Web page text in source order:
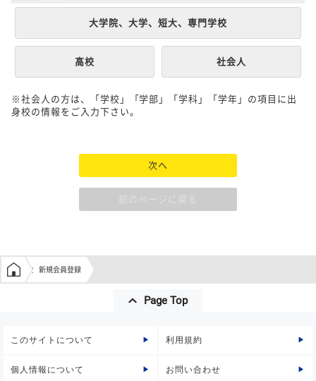
大学院、大学、短大、専門学校
高校 社会人
※社会人の方は、「学校」「学部」「学科」「学年」の項目に出
身校の情報をご入力下さい。
次へ
前のページに戻る
学生の窓口トップ
新規会員登録
Page Top
このサイトについて 利用規約
個人情報について お問い合わせ